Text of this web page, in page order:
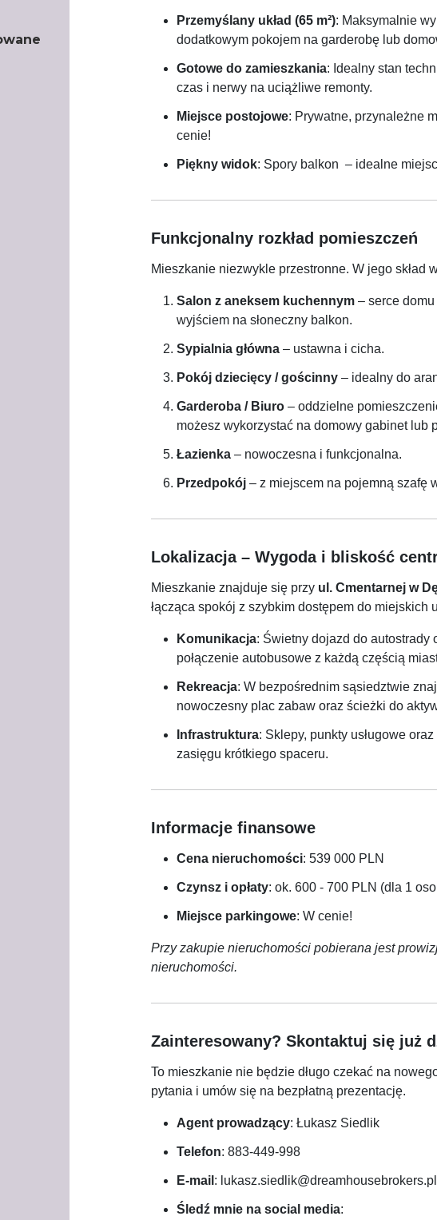
Przemyślany układ (65 m²): Maksymalnie
dodatkowym pokojem na garderobę lub
Gotowe do zamieszkania: Idealny stan
czas i nerwy na uciążliwe remonty.
Miejsce postojowe: Prywatne, przynależne
cenie!
Piękny widok: Spory balkon – idealne
Funkcjonalny rozkład pomieszczeń
Mieszkanie niezwykle przestronne. W jego skład
Salon z aneksem kuchennym – serce
wyjściem na słoneczny balkon.
Sypialnia główna – ustawna i cicha.
Pokój dziecięcy / gościnny – idealny do
Garderoba / Biuro – oddzielne
możesz wykorzystać na domowy gabinet lub
Łazienka – nowoczesna i funkcjonalna.
Przedpokój – z miejscem na pojemną szafę
Lokalizacja – Wygoda i bliskość
Mieszkanie znajduje się przy ul. Cmentarnej w
łącząca spokój z szybkim dostępem do miejskich
Komunikacja: Świetny dojazd do autostrady
połączenie autobusowe z każdą częścią
Rekreacja: W bezpośrednim sąsiedztwie
nowoczesny plac zabaw oraz ścieżki do
Infrastruktura: Sklepy, punkty usługowe
zasięgu krótkiego spaceru.
Informacje finansowe
Cena nieruchomości: 539 000 PLN
Czynsz i opłaty: ok. 600 - 700 PLN (dla 1
Miejsce parkingowe: W cenie!
Przy zakupie nieruchomości pobierana jest
nieruchomości.
Zainteresowany? Skontaktuj się już
To mieszkanie nie będzie długo czekać na
pytania i umów się na bezpłatną prezentację.
Agent prowadzący: Łukasz Siedlik
Telefon: 883-449-998
E-mail : lukasz.siedlik@dreamhousebrokers.pl
Śledź mnie na social media: